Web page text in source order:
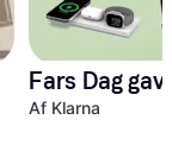
Af Klarna